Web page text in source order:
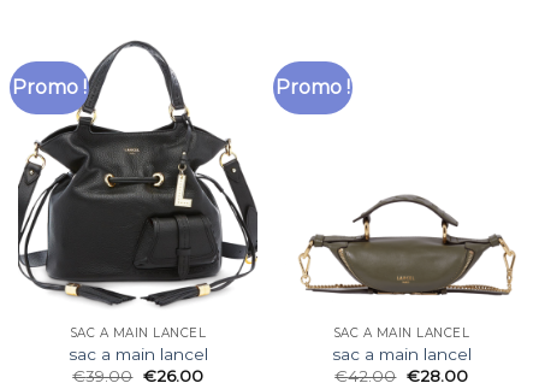
Promo !
SAC A MAIN LANCEL
sac a main lancel
€39.00 €26.00
Promo !
SAC A MAIN LANCEL
sac a main lancel
€42.00 €28.00